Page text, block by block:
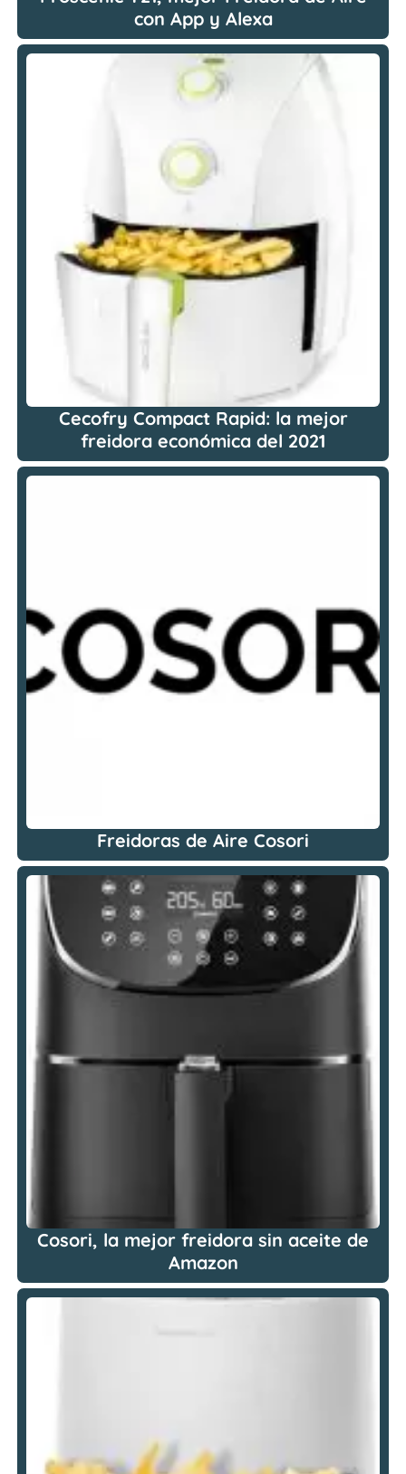
con App y Alexa
Cecofry Compact Rapid: la mejor
freidora económica del 2021
Freidoras de Aire Cosori
Cosori, la mejor freidora sin aceite de
Amazon